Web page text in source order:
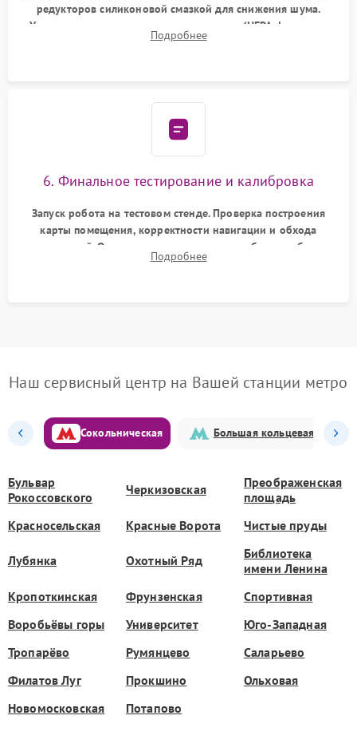
редукторов силиконовой смазкой для снижения шума.
Установка новых расходных материалов (HEPA-фильтров,
микрофибры, щеток). Надежная фиксация разъемов и
Подробнее
6. Финальное тестирование и калибровка
Запуск робота на тестовом стенде. Проверка построения
карты помещения, корректности навигации и обхода
препятствий. Оценка силы всасывания и работы турбины.
Тестирование автоматического возврата на док-станцию и
Подробнее
Наш сервисный центр на Вашей станции метро
Сокольническая Большая кольцевая
Бульвар
Рокоссовского
Черкизовская
Преображенская
площадь
Красносельская
Красные Ворота Чистые пруды
Лубянка Охотный Ряд
Библиотека
имени Ленина
Кропоткинская
Фрунзенская
Спортивная
Воробьёвы горы
Университет
Юго-Западная
Тропарёво
Румянцево
Саларьево
Филатов Луг
Прокшино
Ольховая
Новомосковская
Потапово